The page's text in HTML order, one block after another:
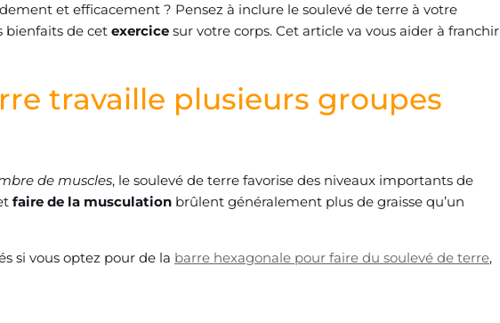
et efficacement ? Pensez à inclure le soulevé de terre à votre
bienfaits de cet exercice sur votre corps. Cet article va vous aider à franchir
travaille plusieurs groupes
de muscles, le soulevé de terre favorise des niveaux importants de
faire de la musculation brûlent généralement plus de graisse qu’un
si vous optez pour de la barre hexagonale pour faire du soulevé de terre,